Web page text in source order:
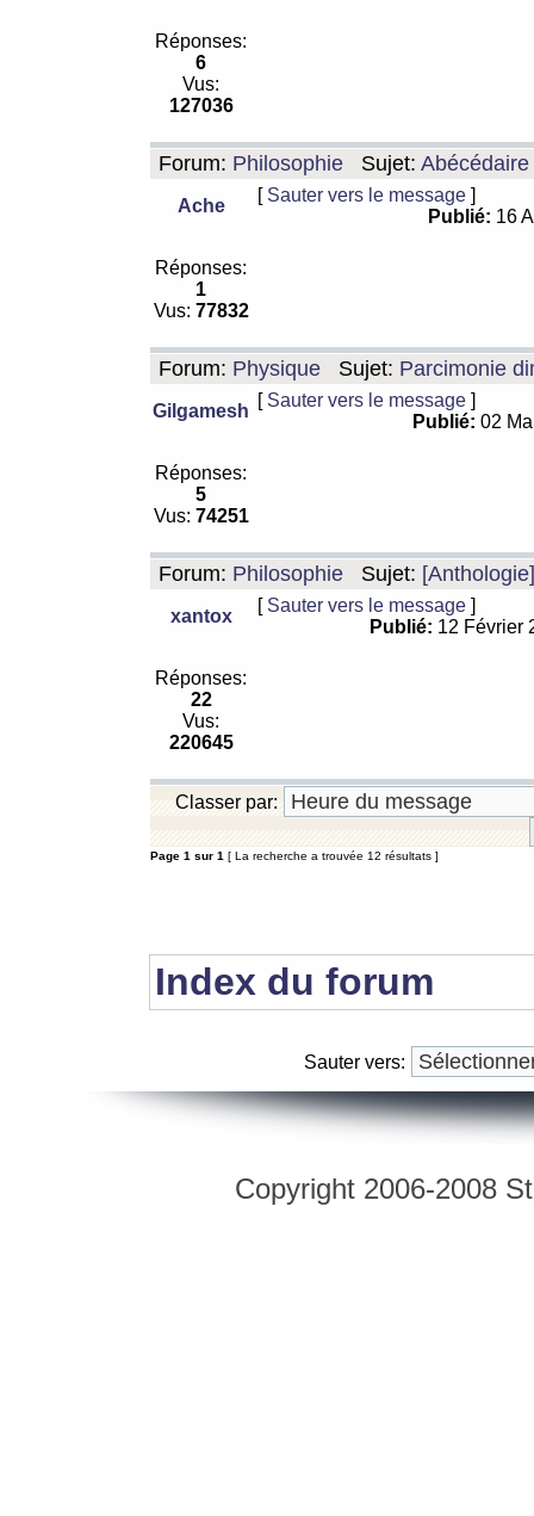
Réponses:
6
Vus:
127036
Forum: Philosophie Sujet: Abécédaire
Ache
[ Sauter vers le message ]
Publié: 16
Réponses:
1
Vus: 77832
Forum: Physique Sujet: Parcimonie
Gilgamesh
[ Sauter vers le message ]
Publié: 02
Réponses:
5
Vus: 74251
Forum: Philosophie Sujet:
xantox
[ Sauter vers le message ]
Publié: 12 Février
Réponses:
22
Vus:
220645
Classer par:
Page 1 sur 1 [ La recherche a trouvée 12 résultats ]
Index du forum
Sauter vers:
Copyright 2006-2008